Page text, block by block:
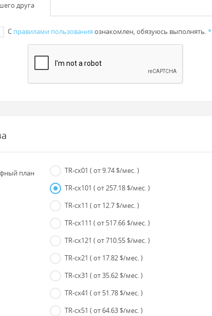
друга
С правилами пользования ознакомлен, обязуюсь выполнять.*
план TR-cx01( от 9.74 $/мес. )
TR-cx101( от 257.18 $/мес. )
TR-cx11( от 12.7 $/мес. )
TR-cx111( от 517.66 $/мес. )
TR-cx121( от 710.55 $/мес. )
TR-cx21( от 17.82 $/мес. )
TR-cx31( от 35.62 $/мес. )
TR-cx41( от 51.78 $/мес. )
TR-cx51( от 64.63 $/мес. )